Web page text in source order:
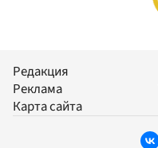
Редакция
Реклама
Карта сайта